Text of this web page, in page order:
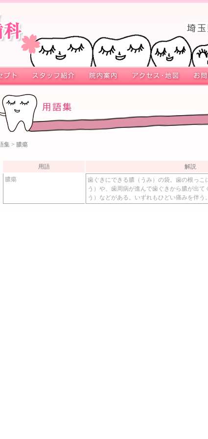
集 > 膿瘍
用語
解説
膿瘍
歯ぐきにできる膿（うみ）の袋。歯の根っこ
う）や、歯周病が進んで歯ぐきから膿が出て
う）などがある。いずれもひどい痛みを伴う。